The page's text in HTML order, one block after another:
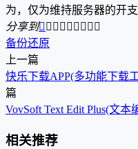
为，仅为维持服务器的开
分享到        
备份还原
上一篇
快乐下载APP(多功能下载
篇
VovSoft Text Edit Plus(文
相关推荐